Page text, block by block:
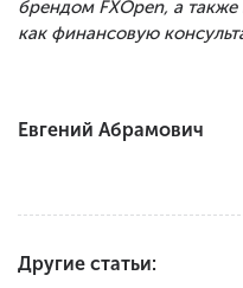
брендом FXOpen, а также
как финансовую
Евгений Абрамович
Другие статьи: